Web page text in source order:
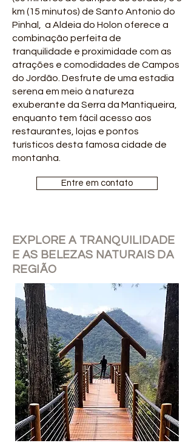
km (15 minutos) de Santo Antonio do
Pinhal, a Aldeia do Holon oferece a
combinação perfeita de
tranquilidade e proximidade com as
atrações e comodidades de Campos
do Jordão. Desfrute de uma estadia
serena em meio à natureza
exuberante da Serra da Mantiqueira,
enquanto tem fácil acesso aos
restaurantes, lojas e pontos
turísticos desta famosa cidade de
montanha.
Entre em contato
EXPLORE A TRANQUILIDADE
E AS BELEZAS NATURAIS DA
REGIÃO